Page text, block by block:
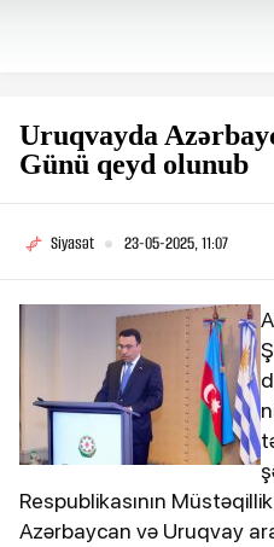
Uruqvayda
Günü qeyd olunub
Siyasət 23-05-2025, 11:07
Respublikasının
Azərbaycan və Uruqvay